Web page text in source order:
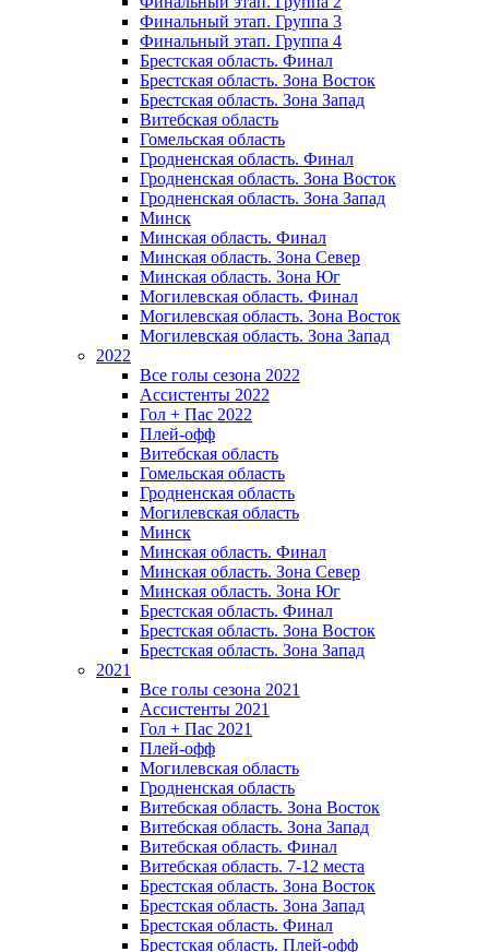
Финальный этап. Группа 3
Финальный этап. Группа 4
Брестская область. Финал
Брестская область. Зона Восток
Брестская область. Зона Запад
Витебская область
Гомельская область
Гродненская область. Финал
Гродненская область. Зона Восток
Гродненская область. Зона Запад
Минск
Минская область. Финал
Минская область. Зона Север
Минская область. Зона Юг
Могилевская область. Финал
Могилевская область. Зона Восток
Могилевская область. Зона Запад
2022
Все голы сезона 2022
Ассистенты 2022
Гол + Пас 2022
Плей-офф
Витебская область
Гомельская область
Гродненская область
Могилевская область
Минск
Mинская область. Финал
Минская область. Зона Север
Минская область. Зона Юг
Брестская область. Финал
Брестская область. Зона Восток
Брестская область. Зона Запад
2021
Все голы сезона 2021
Ассистенты 2021
Гол + Пас 2021
Плей-офф
Могилевская область
Гродненская область
Витебская область. Зона Восток
Витебская область. Зона Запад
Витебская область. Финал
Витебская область. 7-12 места
Брестская область. Зона Восток
Брестская область. Зона Запад
Брестская область. Финал
Брестская область. Плей-офф